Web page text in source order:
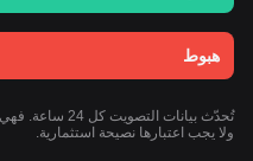
هبوط
ولا يجب اعتبارها نصيحة استثمارية.